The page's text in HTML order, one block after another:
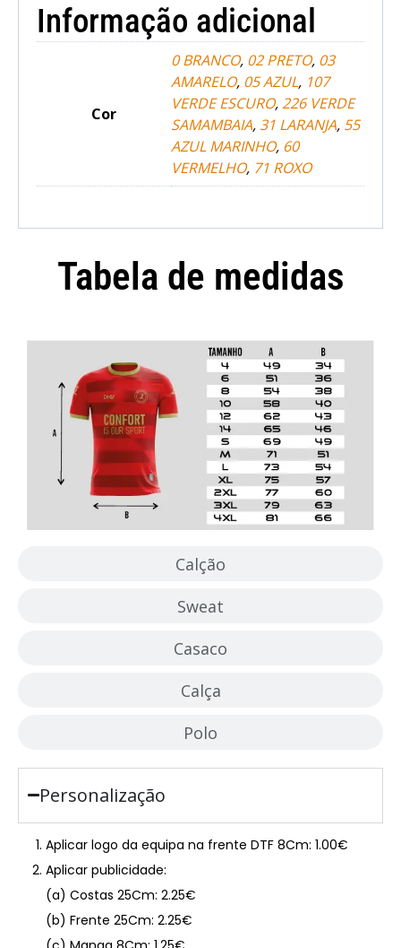
Informação adicional
Cor
0 BRANCO, 02 PRETO, 03
AMARELO, 05 AZUL, 107
VERDE ESCURO, 226 VERDE
SAMAMBAIA, 31 LARANJA, 55
AZUL MARINHO, 60
VERMELHO, 71 ROXO
Tabela de medidas
Calção
Sweat
Casaco
Calça
Polo
Personalização
Aplicar logo da equipa na frente DTF 8Cm: 1.00€
Aplicar publicidade:
(a) Costas 25Cm: 2.25€
(b) Frente 25Cm: 2.25€